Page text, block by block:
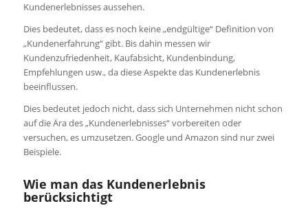
Kundenerlebnisses aussehen.
Dies bedeutet, dass es noch keine „endgültige“ Definition von
„Kundenerfahrung“ gibt. Bis dahin messen wir
Kundenzufriedenheit, Kaufabsicht, Kundenbindung,
Empfehlungen usw., da diese Aspekte das Kundenerlebnis
beeinflussen.
Dies bedeutet jedoch nicht, dass sich Unternehmen nicht schon
auf die Ära des „Kundenerlebnisses“ vorbereiten oder
versuchen, es umzusetzen. Google und Amazon sind nur zwei
Beispiele.
Wie man das Kundenerlebnis
berücksichtigt